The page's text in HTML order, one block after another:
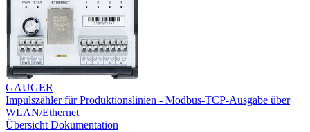
GAUGER
Impulszähler für Produktionslinien - Modbus-TCP-Ausgabe über
WLAN/Ethernet
Übersicht Dokumentation